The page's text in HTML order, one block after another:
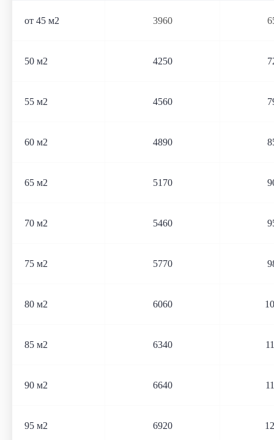
от 45 м2 3960
50 м2 4250
55 м2 4560
60 м2 4890
65 м2 5170
70 м2 5460
75 м2 5770
80 м2 6060
85 м2 6340
90 м2 6640
95 м2 6920